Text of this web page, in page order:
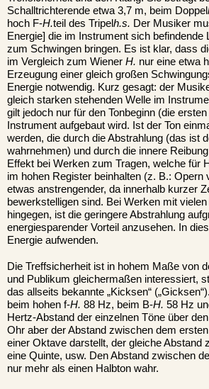
Schalltrichterende etwa 3,7 m, beim Doppel
hoch F-H.teil des Tripelh.s. Der Musiker
Energie] die im Instrument sich
zum Schwingen bringen. Es ist klar, dass
im Vergleich zum Wiener H. nur eine etwa
Erzeugung einer gleich großen
Energie notwendig. Kurz gesagt: der
gleich starken stehenden Welle im
gilt jedoch nur für den Tonbeginn (die
Instrument aufgebaut wird. Ist der Ton
werden, die durch die Abstrahlung (das ist
wahrnehmen) und durch die innere
Effekt bei Werken zum Tragen, welche für
im hohen Register beinhalten (z. B.: Opern
etwas anstrengender, da innerhalb kurzer
bewerkstelligen sind. Bei Werken mit
hingegen, ist die geringere Abstrahlung
energiesparender Vorteil anzusehen. In
Energie aufwenden.
Die Treffsicherheit ist in hohem Maße von
und Publikum gleichermaßen interessiert,
das allseits bekannte „Kicksen“
beim hohen f-H. 88 Hz, beim B-H. 58 Hz
Hertz-Abstand der einzelnen Töne über
Ohr aber der Abstand zwischen dem
einer Oktave darstellt, der gleiche
eine Quinte, usw. Den Abstand zwischen
nur mehr als einen Halbton wahr.